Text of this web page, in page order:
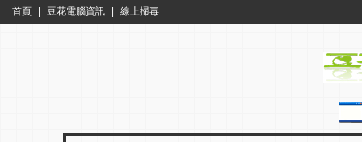
首頁 豆花電腦資訊 線上掃毒